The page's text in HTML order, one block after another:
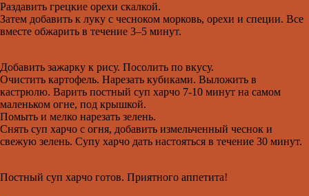
Раздавить грецкие орехи скалкой.
Затем добавить к луку с чесноком морковь, орехи и специи. Все
вместе обжарить в течение 3–5 минут.
Добавить зажарку к рису. Посолить по вкусу.
Очистить картофель. Нарезать кубиками. Выложить в
кастрюлю. Варить постный суп харчо 7-10 минут на самом
маленьком огне, под крышкой.
Помыть и мелко нарезать зелень.
Снять суп харчо с огня, добавить измельченный чеснок и
свежую зелень. Супу харчо дать настояться в течение 30 минут.
Постный суп харчо готов. Приятного аппетита!